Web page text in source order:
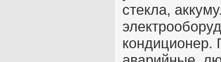
стекла,
кондиционер.